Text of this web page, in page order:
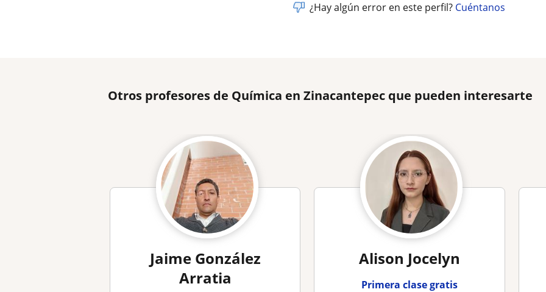
¿Hay algún error en este perfil? Cuéntanos
Otros profesores de Química en Zinacantepec que pueden interesarte
Jaime González
Arratia
Alison Jocelyn
Primera clase gratis